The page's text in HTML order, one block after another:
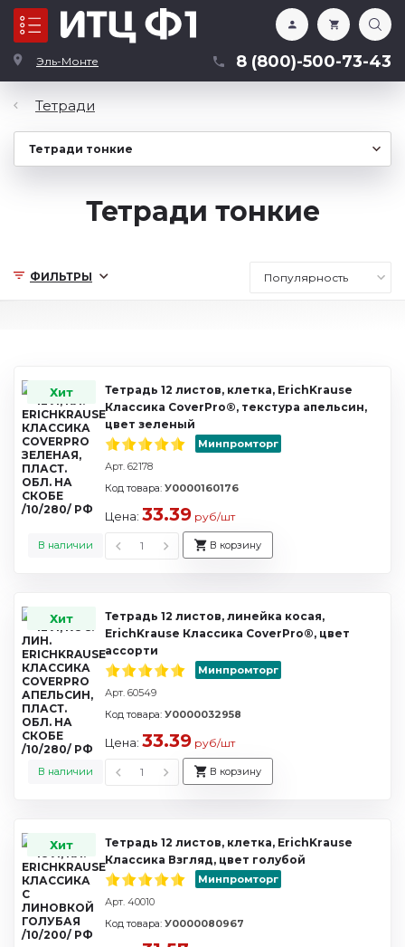
Эль-Монте 8 (800)-500-73-43
Каталог
ФИЛЬТРЫ
Тетради
Тетради тонкие
Хит
Тетрадь 12 листов, клетка, ErichKrause
Классика CoverPrо®, текстура апельсин,
цвет зеленый
Минпромторг
Арт. 62178
В наличии
Код товара: У0000160176
Цена: 33.39 руб/шт
В корзину
Хит
Тетрадь 12 листов, линейка косая,
ErichKrause Классика CoverPrо®, цвет
ассорти
Минпромторг
Арт. 60549
В наличии
Код товара: У0000032958
Цена: 33.39 руб/шт
В корзину
Хит
Тетрадь 12 листов, клетка, ErichKrause
Классика Взгляд, цвет голубой
Минпромторг
Арт. 40010
Код товара: У0000080967